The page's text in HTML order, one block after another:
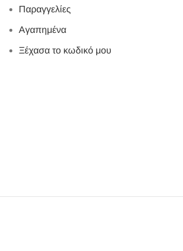
Παραγγελίες
Αγαπημένα
Ξέχασα το κωδικό μου